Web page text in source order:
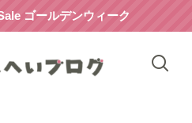
ゴールデンウィーク